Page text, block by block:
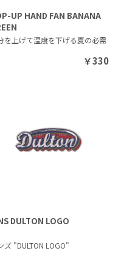
UP HAND FAN BANANA
を上げて温度を下げる夏の必需
￥330
DULTON LOGO
ズ "DULTON LOGO"